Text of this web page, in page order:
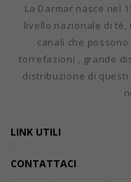
La Darmar nasce nel
livello nazionale di
canali che
torrefazioni , grande
distribuzione di
LINK UTILI
CONTATTACI